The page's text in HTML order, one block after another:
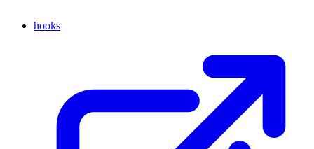
hooks